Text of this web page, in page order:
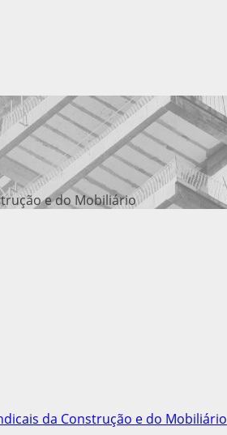
e do Mobiliário
da Construção e do Mobiliário